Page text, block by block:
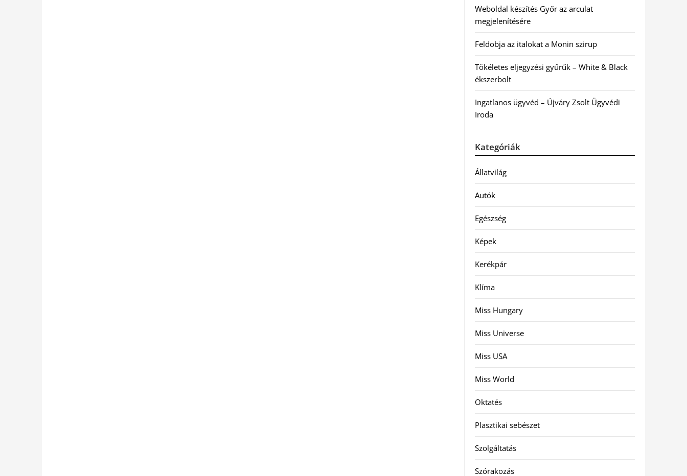
Weboldal készítés Győr az arculat
megjelenítésére
Feldobja az italokat a Monin szirup
Tökéletes eljegyzési gyűrűk – White & Black
ékszerbolt
Ingatlanos ügyvéd – Újváry Zsolt Ügyvédi
Iroda
Kategóriák
Állatvilág
Autók
Egészség
Képek
Kerékpár
Klíma
Miss Hungary
Miss Universe
Miss USA
Miss World
Oktatés
Plasztikai sebészet
Szolgáltatás
Szórakozás